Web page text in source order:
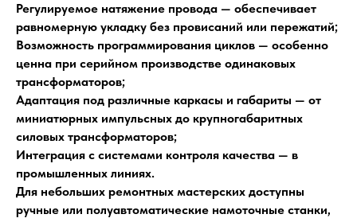
Регулируемое натяжение провода — обеспечивает
равномерную укладку без провисаний или пережатий;
Возможность программирования циклов — особенно
ценна при серийном производстве одинаковых
трансформаторов;
Адаптация под различные каркасы и габариты — от
миниатюрных импульсных до крупногабаритных
силовых трансформаторов;
Интеграция с системами контроля качества — в
промышленных линиях.
Для небольших ремонтных мастерских доступны
ручные или полуавтоматические намоточные станки,